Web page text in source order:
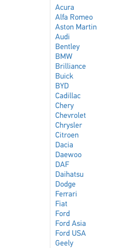
Acura
Alfa Romeo
Aston Martin
Audi
Bentley
BMW
Brilliance
Buick
BYD
Cadillac
Chery
Chevrolet
Chrysler
Citroen
Dacia
Daewoo
DAF
Daihatsu
Dodge
Ferrari
Fiat
Ford
Ford Asia
Ford USA
Geely